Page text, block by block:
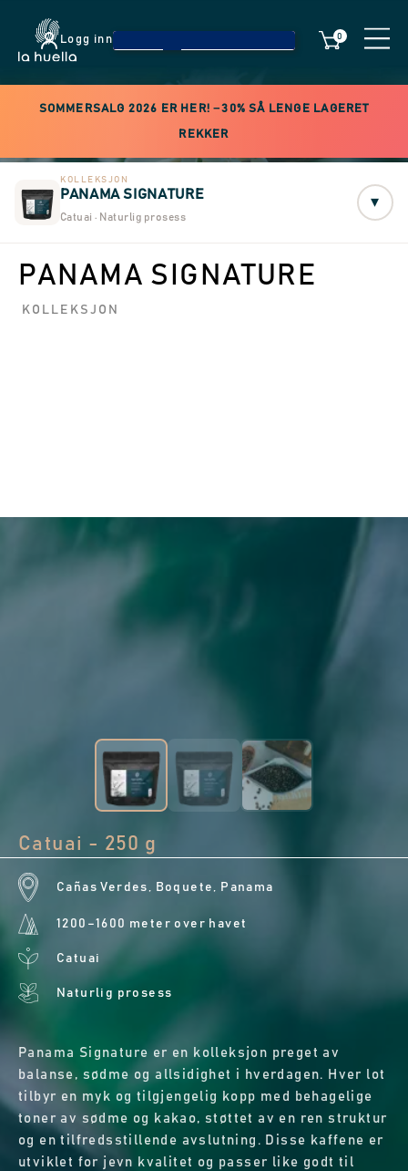
Logg inn 0
SOMMERSALG 2026 ER HER! −30% SÅ LENGE LAGERET
REKKER
KOLLEKSJON
PANAMA SIGNATURE
Catuai · Naturlig prosess
▾
PANAMA SIGNATURE
KOLLEKSJON
Catuai - 250 g
Cañas Verdes, Boquete, Panama
1200–1600 meter over havet
Catuai
Naturlig prosess
Panama Signature er en kolleksjon preget av
balanse, sødme og allsidighet i hverdagen. Hver lot
tilbyr en myk og tilgjengelig kopp med behagelige
toner av sødme og kakao, støttet av en ren struktur
og en tilfredsstillende avslutning. Disse kaffene er
utviklet for jevn kvalitet og passer like godt til